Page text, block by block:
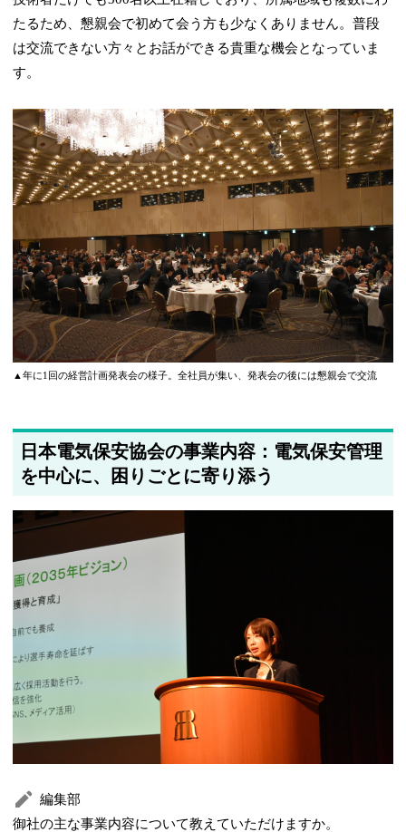
たるため、懇親会で初めて会う方も少なくありません。普段
は交流できない方々とお話ができる貴重な機会となっていま
す。
▲年に1回の経営計画発表会の様子。全社員が集い、発表会の後には懇親会で交流
日本電気保安協会の事業内容：電気保安管理
を中心に、困りごとに寄り添う
編集部
御社の主な事業内容について教えていただけますか。